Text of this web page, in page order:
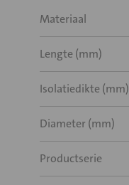
Materiaal
Lengte (mm)
Isolatiedikte (mm)
Diameter (mm)
Productserie